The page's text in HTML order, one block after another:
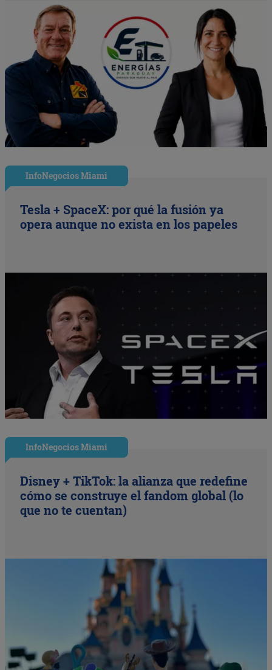
InfoNegocios Miami
Tesla + SpaceX: por qué la fusión ya
opera aunque no exista en los papeles
InfoNegocios Miami
Disney + TikTok: la alianza que redefine
cómo se construye el fandom global (lo
que no te cuentan)